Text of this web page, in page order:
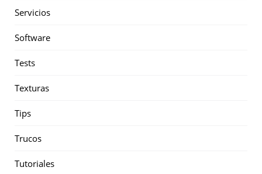
Servicios
Software
Tests
Texturas
Tips
Trucos
Tutoriales